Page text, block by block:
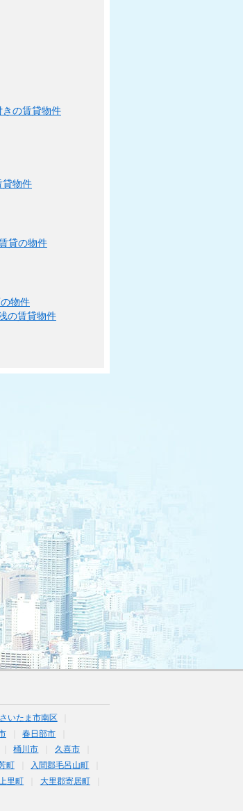
きの賃貸物件
貸物件
貸の物件
物件
の賃貸物件
さいたま市南区
春日部市
桶川市
久喜市
町
入間郡毛呂山町
里町
大里郡寄居町